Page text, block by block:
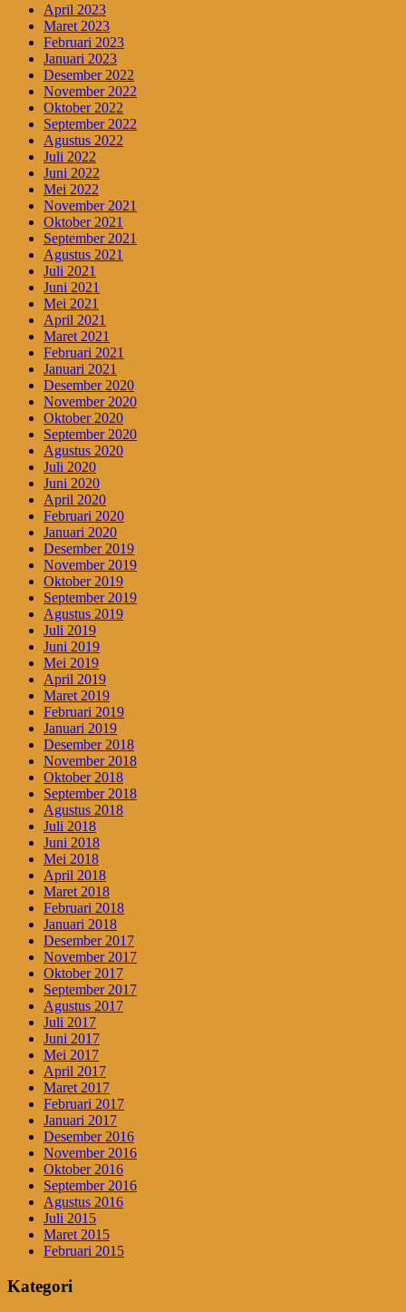
April 2023
Maret 2023
Februari 2023
Januari 2023
Desember 2022
November 2022
Oktober 2022
September 2022
Agustus 2022
Juli 2022
Juni 2022
Mei 2022
November 2021
Oktober 2021
September 2021
Agustus 2021
Juli 2021
Juni 2021
Mei 2021
April 2021
Maret 2021
Februari 2021
Januari 2021
Desember 2020
November 2020
Oktober 2020
September 2020
Agustus 2020
Juli 2020
Juni 2020
April 2020
Februari 2020
Januari 2020
Desember 2019
November 2019
Oktober 2019
September 2019
Agustus 2019
Juli 2019
Juni 2019
Mei 2019
April 2019
Maret 2019
Februari 2019
Januari 2019
Desember 2018
November 2018
Oktober 2018
September 2018
Agustus 2018
Juli 2018
Juni 2018
Mei 2018
April 2018
Maret 2018
Februari 2018
Januari 2018
Desember 2017
November 2017
Oktober 2017
September 2017
Agustus 2017
Juli 2017
Juni 2017
Mei 2017
April 2017
Maret 2017
Februari 2017
Januari 2017
Desember 2016
November 2016
Oktober 2016
September 2016
Agustus 2016
Juli 2015
Maret 2015
Februari 2015
Kategori